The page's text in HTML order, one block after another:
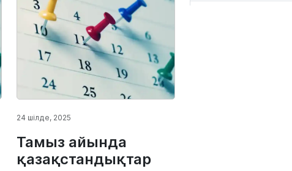
24 шілде, 2025
Тамыз айында
қазақстандықтар